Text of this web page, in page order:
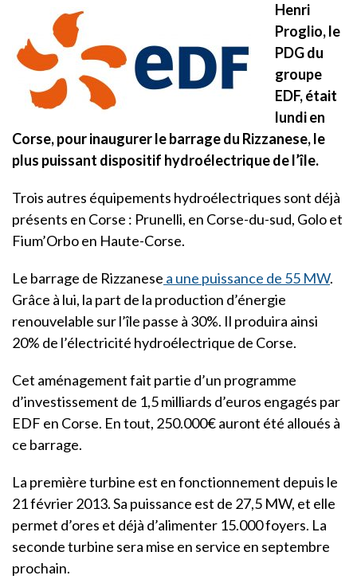
Henri
Proglio, le
PDG du
groupe
EDF, était
lundi en
Corse, pour inaugurer le barrage du Rizzanese, le
plus puissant dispositif hydroélectrique de l’île.
Trois autres équipements hydroélectriques sont déjà
présents en Corse : Prunelli, en Corse-du-sud, Golo et
Fium’Orbo en Haute-Corse.
Le barrage de Rizzanese a une puissance de 55 MW.
Grâce à lui, la part de la production d’énergie
renouvelable sur l’île passe à 30%. Il produira ainsi
20% de l’électricité hydroélectrique de Corse.
Cet aménagement fait partie d’un programme
d’investissement de 1,5 milliards d’euros engagés par
EDF en Corse. En tout, 250.000€ auront été alloués à
ce barrage.
La première turbine est en fonctionnement depuis le
21 février 2013. Sa puissance est de 27,5 MW, et elle
permet d’ores et déjà d’alimenter 15.000 foyers. La
seconde turbine sera mise en service en septembre
prochain.